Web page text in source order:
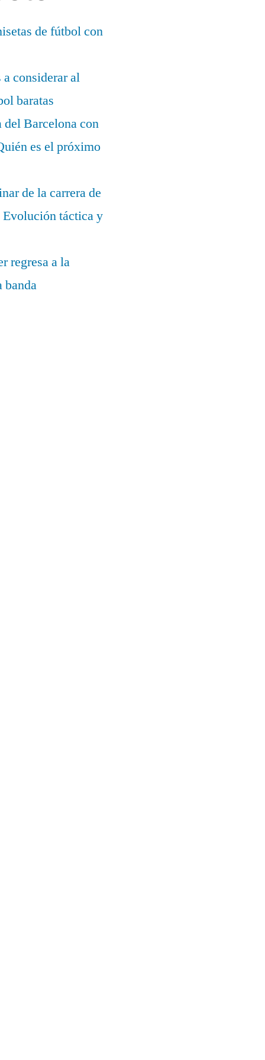
de fútbol con
considerar al
baratas
Barcelona con
es el próximo
de la carrera de
táctica y
regresa a la
banda